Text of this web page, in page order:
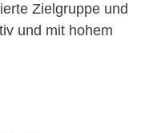
Zielgruppe und
und mit hohem